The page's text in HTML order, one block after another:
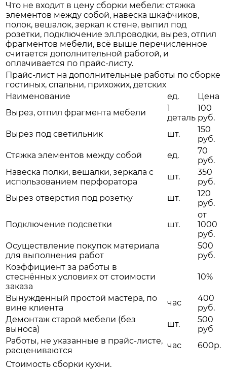
Что не входит в цену сборки мебели: стяжка
элементов между собой, навеска шкафчиков,
полок, вешалок, зеркал к стене, выпил под
розетки, подключение эл.проводки, вырез, отпил
фрагментов мебели, всё выше перечисленное
считается дополнительной работой, и
оплачивается по прайс-листу.
Прайс-лист на дополнительные работы по сборке
гостиных, спальни, прихожих, детских
Наименование
ед.
Цена
Вырез, отпил фрагмента мебели
1
деталь
100
руб.
Вырез под светильник
шт.
150
руб.
Стяжка элементов между собой
ед.
70
руб.
Навеска полки, вешалки, зеркала с
использованием перфоратора
шт.
350
руб.
Вырез отверстия под розетку
шт.
120
руб.
Подключение подсветки шт.
от
1000
руб.
Осуществление покупок материала
для выполнения работ
500
руб.
Коэффициент за работы в
стеснённых условиях от стоимости
заказа
10%
Вынужденный простой мастера, по
вине клиента
час
400
руб.
Демонтаж старой мебели (без
выноса)
шт.
500
руб
Работы, не указанные в прайс-листе,
расцениваются
час
600р.
Стоимость сборки кухни.